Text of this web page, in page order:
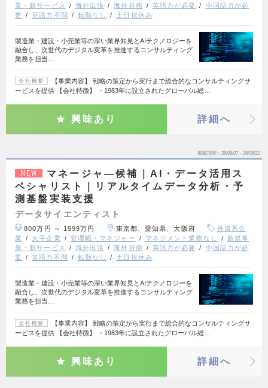
業・新サービス
海外出張 海外折衝 英語力が必要
中国語力が必
要
英語力不問 転勤なし 土日祝休み
製造業・建設・小売業等の深い業界知見とAIテクノロジーを
融合し、次世代のデジタル変革を推進するコンサルティング
業務を担当…
会社概要
【事業内容】 戦略の策定から実行まで総合的なコンサルティングサ
ービスを提供 【会社特徴】 ・1983年に設立されたグローバル総…
興味あり 詳細へ
掲載期間 26/08/07～26/08/22
NEW
マネージャ―候補｜AI・データ活用ス
ペシャリスト｜リアルタイムデータ分析・予
測基盤実装支援
データサイエンティスト
800万円 ～ 1999万円 東京都、愛知県、大阪府
外資系企
業
大手企業 管理職・マネジャー マネジメント業務なし
新規事
業・新サービス
海外出張 海外折衝 英語力が必要
中国語力が必
要
英語力不問 転勤なし 土日祝休み
製造業・建設・小売業等の深い業界知見とAIテクノロジーを
融合し、次世代のデジタル変革を推進するコンサルティング
業務を担当…
会社概要
【事業内容】 戦略の策定から実行まで総合的なコンサルティングサ
ービスを提供 【会社特徴】 ・1983年に設立されたグローバル総…
興味あり 詳細へ